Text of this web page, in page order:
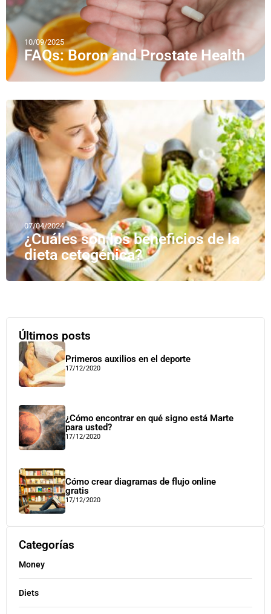
10/09/2025
FAQs: Boron and Prostate Health
07/04/2024
¿Cuáles son los beneficios de la
dieta cetogénica?
Últimos posts
Primeros auxilios en el deporte
17/12/2020
¿Cómo encontrar en qué signo está Marte
para usted?
17/12/2020
Cómo crear diagramas de flujo online
gratis
17/12/2020
Categorías
Money
Diets